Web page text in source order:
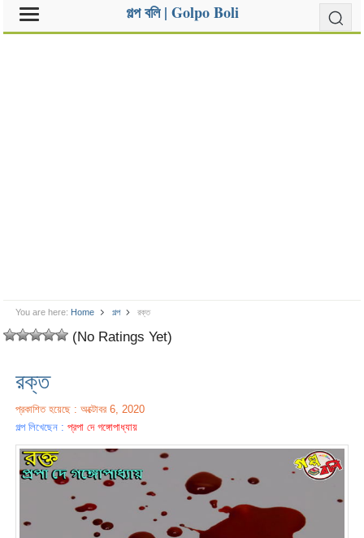
গল্প বলি | Golpo Boli
You are here: Home গল্প রক্ত
(No Ratings Yet)
রক্ত
প্রকাশিত হয়েছে : অক্টোবর 6, 2020
গল্প লিখেছেন :প্রপা দে গঙ্গোপাধ্যায়